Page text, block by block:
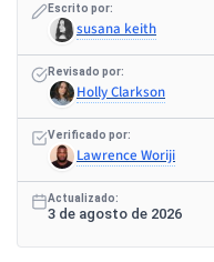
Escrito por:
susana keith
Revisado por:
Holly Clarkson
Verificado por:
Lawrence Woriji
Actualizado:
3 de agosto de 2026